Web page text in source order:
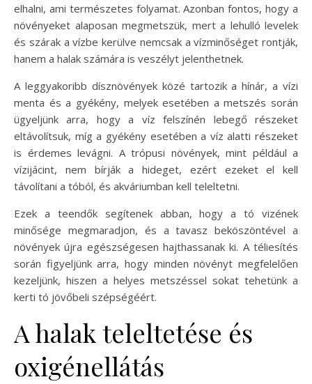
elhalni, ami természetes folyamat. Azonban fontos, hogy a
növényeket alaposan megmetszük, mert a lehulló levelek
és szárak a vízbe kerülve nemcsak a vízminőséget rontják,
hanem a halak számára is veszélyt jelenthetnek.
A leggyakoribb dísznövények közé tartozik a hínár, a vízi
menta és a gyékény, melyek esetében a metszés során
ügyeljünk arra, hogy a víz felszínén lebegő részeket
eltávolítsuk, míg a gyékény esetében a víz alatti részeket
is érdemes levágni. A trópusi növények, mint például a
vízijácint, nem bírják a hideget, ezért ezeket el kell
távolítani a tóból, és akváriumban kell teleltetni.
Ezek a teendők segítenek abban, hogy a tó vizének
minősége megmaradjon, és a tavasz beköszöntével a
növények újra egészségesen hajthassanak ki. A téliesítés
során figyeljünk arra, hogy minden növényt megfelelően
kezeljünk, hiszen a helyes metszéssel sokat tehetünk a
kerti tó jövőbeli szépségéért.
A halak teleltetése és
oxigénellátás